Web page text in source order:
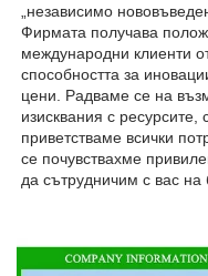
„независимо
Фирмата получава
международни клиенти
способността за
цени. Радваме се на
изисквания с
приветстваме всички
се почувствахме
да сътрудничим с вас на